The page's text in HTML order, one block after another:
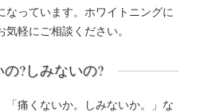
なっています。ホワイトニングに
軽にご相談ください。
?しみないの?
「痛くないか。しみないか。」な